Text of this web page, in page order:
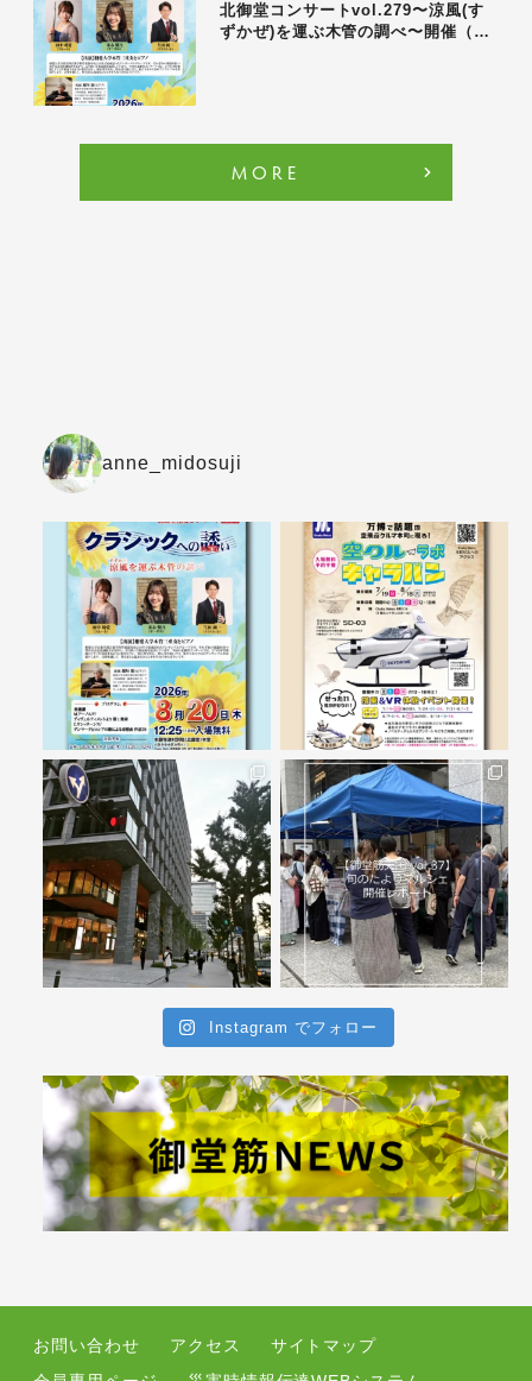
北御堂コンサートvol.279〜涼風(す
ずかぜ)を運ぶ木管の調べ〜開催（…
MORE
anne_midosuji
Instagram でフォロー
お問い合わせ アクセス
サイトマップ